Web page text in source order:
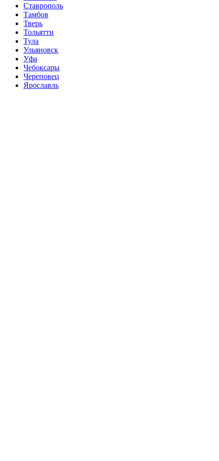
Ставрополь
Тамбов
Тверь
Тольятти
Тула
Ульяновск
Уфа
Чебоксары
Череповец
Ярославль